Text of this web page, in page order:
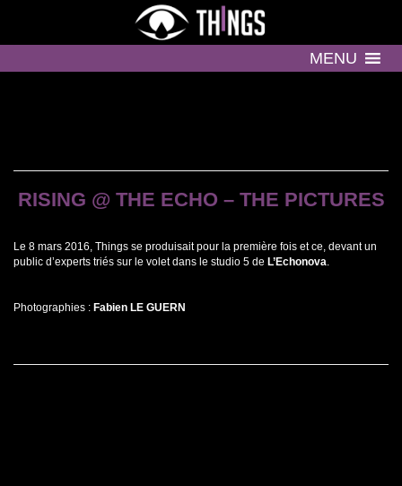
MENU
RISING @ THE ECHO – THE PICTURES
Le 8 mars 2016, Things se produisait pour la première fois et ce, devant un
public d’experts triés sur le volet dans le studio 5 de L’Echonova
Photographies : Fabien LE GUERN